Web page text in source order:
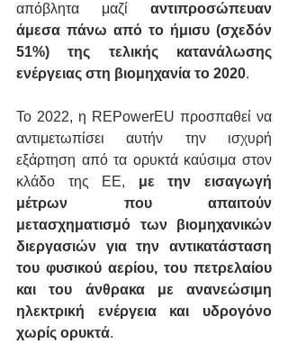
απόβλητα μαζί αντιπροσώπευαν
άμεσα πάνω από το ήμισυ (σχεδόν
51%) της τελικής κατανάλωσης
ενέργειας στη βιομηχανία το 2020.
Το 2022, η REPowerEU προσπαθεί να
αντιμετωπίσει αυτήν την ισχυρή
εξάρτηση από τα ορυκτά καύσιμα στον
κλάδο της ΕΕ, με την εισαγωγή
μέτρων που απαιτούν
μετασχηματισμό των βιομηχανικών
διεργασιών για την αντικατάσταση
του φυσικού αερίου, του πετρελαίου
και του άνθρακα με ανανεώσιμη
ηλεκτρική ενέργεια και υδρογόνο
χωρίς ορυκτά.